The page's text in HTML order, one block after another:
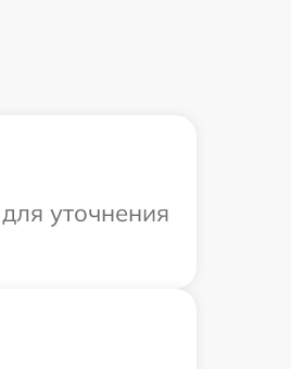
уточнения